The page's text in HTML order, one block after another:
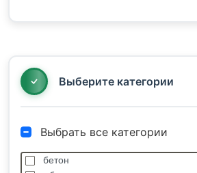
Выберите категории
Выбрать все категории
бетон